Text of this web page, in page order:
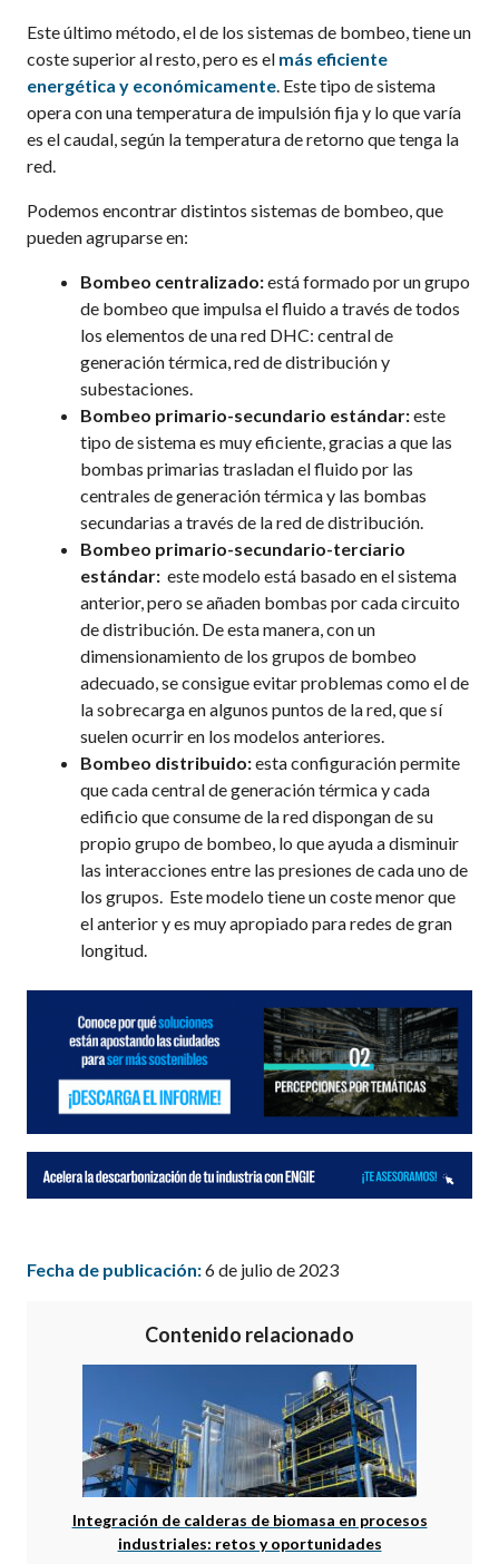
Este último método, el de los sistemas de bombeo, tiene un
coste superior al resto, pero es el más eficiente
energética y económicamente. Este tipo de sistema
opera con una temperatura de impulsión fija y lo que varía
es el caudal, según la temperatura de retorno que tenga la
red.
Podemos encontrar distintos sistemas de bombeo, que
pueden agruparse en:
Bombeo centralizado:está formado por un grupo
de bombeo que impulsa el fluido a través de todos
los elementos de una red DHC: central de
generación térmica, red de distribución y
subestaciones.
Bombeo primario-secundario estándar:este
tipo de sistema es muy eficiente, gracias a que las
bombas primarias trasladan el fluido por las
centrales de generación térmica y las bombas
secundarias a través de la red de distribución.
Bombeo primario-secundario-terciario
estándar: este modelo está basado en el sistema
anterior, pero se añaden bombas por cada circuito
de distribución. De esta manera, con un
dimensionamiento de los grupos de bombeo
adecuado, se consigue evitar problemas como el de
la sobrecarga en algunos puntos de la red, que sí
suelen ocurrir en los modelos anteriores.
Bombeo distribuido:esta configuración permite
que cada central de generación térmica y cada
edificio que consume de la red dispongan de su
propio grupo de bombeo, lo que ayuda a disminuir
las interacciones entre las presiones de cada uno de
los grupos. Este modelo tiene un coste menor que
el anterior y es muy apropiado para redes de gran
longitud.
Fecha de publicación:6 de julio de 2023
Contenido relacionado
Integración de calderas de biomasa en procesos
industriales: retos y oportunidades